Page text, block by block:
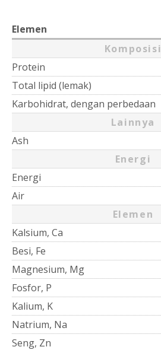
Elemen
Komposisi
Protein
Total lipid (lemak)
Karbohidrat, dengan perbedaan
Lainnya
Ash
Energi
Energi
Air
Elemen
Kalsium, Ca
Besi, Fe
Magnesium, Mg
Fosfor, P
Kalium, K
Natrium, Na
Seng, Zn